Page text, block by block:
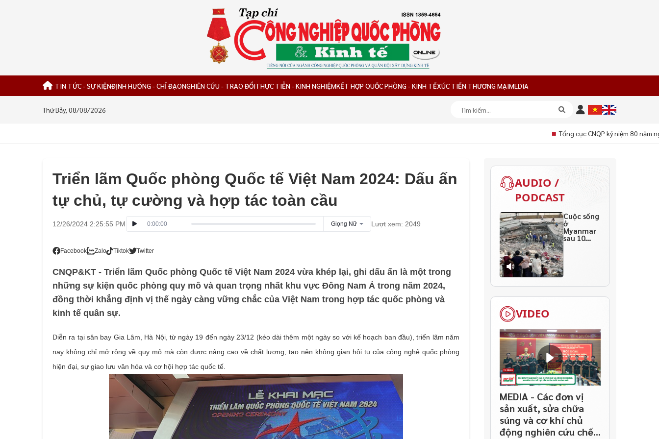
TIN TỨC - SỰ KIỆNĐỊNH HƯỚNG - CHỈ ĐẠONGHIÊN CỨU - TRAO ĐỔITHỰC TIỄN - KINH NGHIỆMKẾT HỢP QUỐC PHÒNG - KINH TẾXÚC TIẾN THƯƠNG MẠIMEDIA
Thứ Bảy, 08/08/2026
Tổng cục CNQP kỷ niệm 80 năm
Triển lãm Quốc phòng Quốc tế Việt Nam 2024: Dấu ấn
tự chủ, tự cường và hợp tác toàn cầu
12/26/2024 2:25:55 PM 0:00:00 Giọng Nữ Lượt xem: 2049
Facebook Zalo Tiktok Twitter
CNQP&KT - Triển lãm Quốc phòng Quốc tế Việt Nam 2024 vừa khép lại, ghi dấu ấn là một trong
những sự kiện quốc phòng quy mô và quan trọng nhất khu vực Đông Nam Á trong năm 2024,
đồng thời khẳng định vị thế ngày càng vững chắc của Việt Nam trong hợp tác quốc phòng và
kinh tế quân sự.
Diễn ra tại sân bay Gia Lâm, Hà Nội, từ ngày 19 đến ngày 23/12 (kéo dài thêm một ngày so với kế hoạch ban đầu), triển lãm năm
nay không chỉ mở rộng về quy mô mà còn được nâng cao về chất lượng, tạo nên không gian hội tụ của công nghệ quốc phòng
hiện đại, sự giao lưu văn hóa và cơ hội hợp tác quốc tế.
AUDIO /
PODCAST
Cuộc sống
ở
Myanmar
sau 10
ngày
thảm họa
VIDEO
MEDIA - Các đơn vị
sản xuất, sửa chữa
súng và cơ khí chủ
động nghiên cứu chế